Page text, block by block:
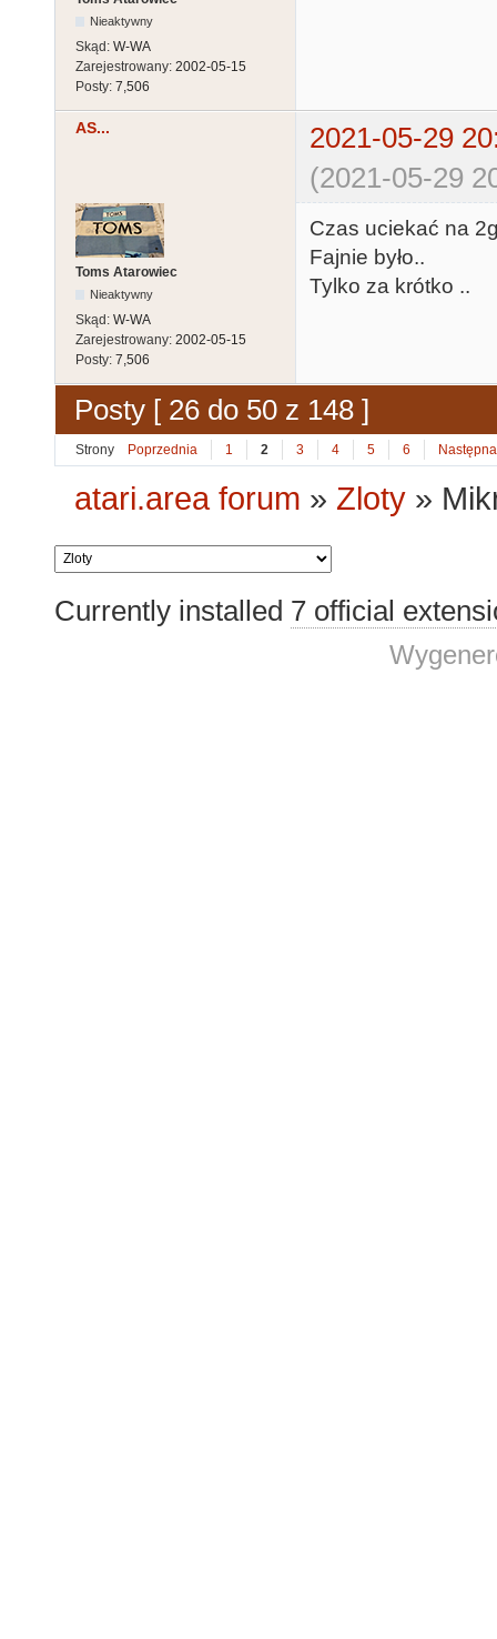
Nieaktywny
Skąd: W-WA
Zarejestrowany: 2002-05-15
Posty: 7,506
AS...
2021-05-29
(2021-05-29
Toms Atarowiec
Nieaktywny
Skąd: W-WA
Zarejestrowany: 2002-05-15
Posty: 7,506
Czas uciekać na
Fajnie było..
Tylko za krótko ..
Posty [ 26 do 50 z 148 ]
Strony Poprzednia 1 2 3 4 5 6 Następna
atari.area forum » Zloty »
Currently installed 7 official